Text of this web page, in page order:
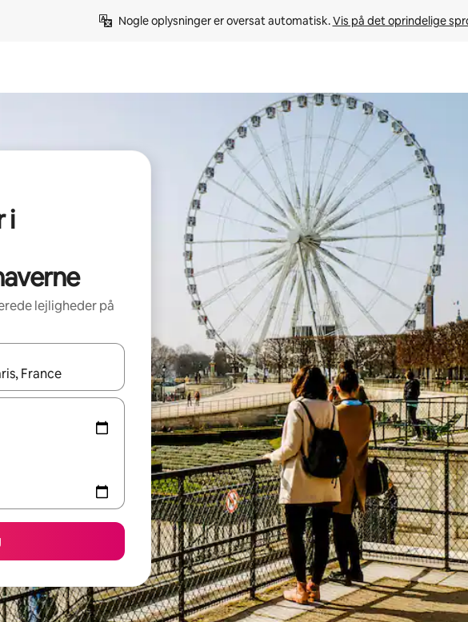
Nogle oplysninger er oversat automatisk. Vis på det oprindelige
i
lejligheder på
skal du navigere med piletasterne op og ned eller se mere ved at trykke eller stryge.